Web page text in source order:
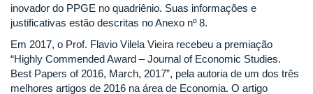
inovador do PPGE no quadriênio. Suas informações e
justificativas estão descritas no Anexo nº 8.
Em 2017, o Prof. Flavio Vilela Vieira recebeu a premiação
“Highly Commended Award – Journal of Economic Studies.
Best Papers of 2016, March, 2017”, pela autoria de um dos três
melhores artigos de 2016 na área de Economia. O artigo